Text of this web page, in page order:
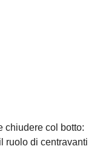
chiudere col botto:
ruolo di centravanti